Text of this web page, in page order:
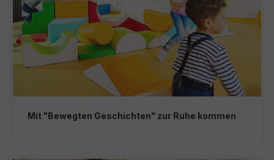
Mit "Bewegten Geschichten" zur Ruhe kommen